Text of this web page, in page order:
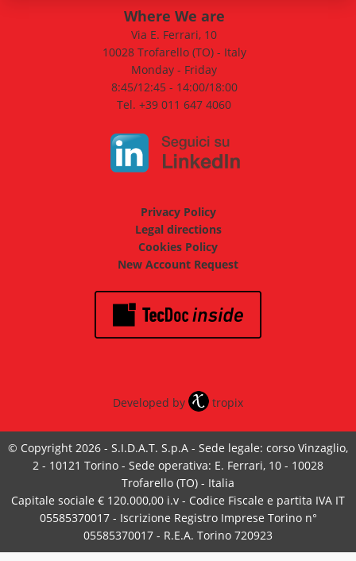
Where We are
Via E. Ferrari, 10
10028 Trofarello (TO) - Italy
Monday - Friday
8:45/12:45 - 14:00/18:00
Tel. +39 011 647 4060
Privacy Policy
Legal directions
Cookies Policy
New Account Request
Developed by tropix
© Copyright 2026 - S.I.D.A.T. S.p.A - Sede legale: corso Vinzaglio,
2 - 10121 Torino - Sede operativa: E. Ferrari, 10 - 10028
Trofarello (TO) - Italia
Capitale sociale € 120.000,00 i.v - Codice Fiscale e partita IVA IT
05585370017 - Iscrizione Registro Imprese Torino n°
05585370017 - R.E.A. Torino 720923